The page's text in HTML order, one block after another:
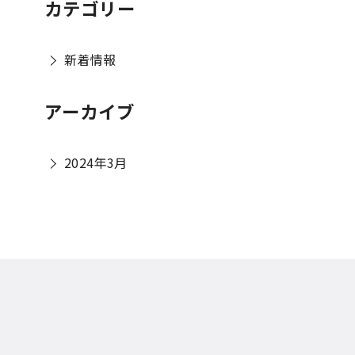
カテゴリー
新着情報
アーカイブ
2024年3月